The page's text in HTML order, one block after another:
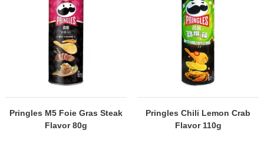
Pringles M5 Foie Gras Steak
Flavor 80g
Pringles Chili Lemon Crab
Flavor 110g